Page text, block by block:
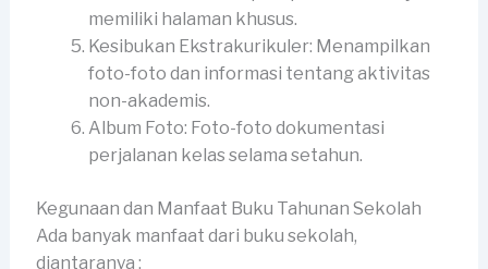
memiliki halaman khusus.
Kesibukan Ekstrakurikuler: Menampilkan
foto-foto dan informasi tentang aktivitas
non-akademis.
Album Foto: Foto-foto dokumentasi
perjalanan kelas selama setahun.
Kegunaan dan Manfaat Buku Tahunan Sekolah
Ada banyak manfaat dari buku sekolah,
diantaranya :